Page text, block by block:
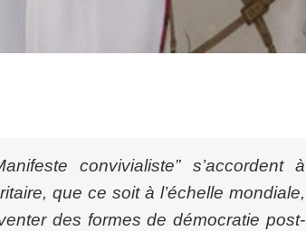
convivialiste” s’accordent à
que ce soit à l’échelle mondiale,
des formes de démocratie post-